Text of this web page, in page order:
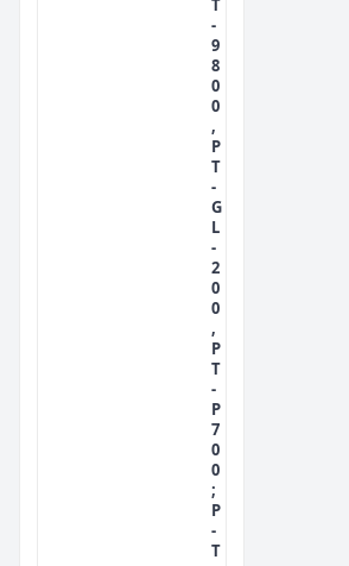
T
-
9
8
0
0
,
P
T
-
G
L
-
2
0
0
,
P
T
-
P
7
0
0
;
P
-
T